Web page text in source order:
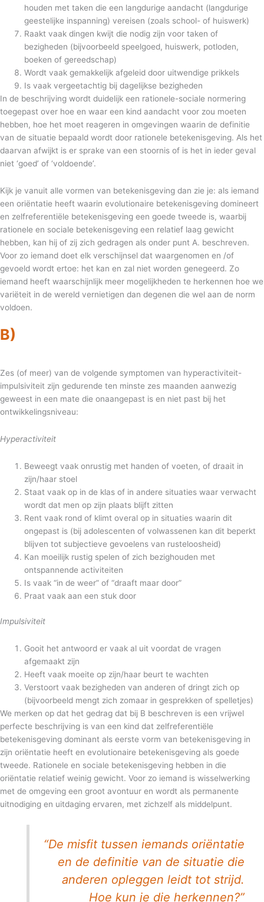
houden met taken die een langdurige aandacht (langdurige
geestelijke inspanning) vereisen (zoals school- of huiswerk)
Raakt vaak dingen kwijt die nodig zijn voor taken of
bezigheden (bijvoorbeeld speelgoed, huiswerk, potloden,
boeken of gereedschap)
Wordt vaak gemakkelijk afgeleid door uitwendige prikkels
Is vaak vergeetachtig bij dagelijkse bezigheden
In de beschrijving wordt duidelijk een rationele-sociale normering
toegepast over hoe en waar een kind aandacht voor zou moeten
hebben, hoe het moet reageren in omgevingen waarin de definitie
van de situatie bepaald wordt door rationele betekenisgeving. Als het
daarvan afwijkt is er sprake van een stoornis of is het in ieder geval
niet ‘goed’ of ‘voldoende’.
Kijk je vanuit alle vormen van betekenisgeving dan zie je: als iemand
een oriëntatie heeft waarin evolutionaire betekenisgeving domineert
en zelfreferentiële betekenisgeving een goede tweede is, waarbij
rationele en sociale betekenisgeving een relatief laag gewicht
hebben, kan hij of zij zich gedragen als onder punt A. beschreven.
Voor zo iemand doet elk verschijnsel dat waargenomen en /of
gevoeld wordt ertoe: het kan en zal niet worden genegeerd. Zo
iemand heeft waarschijnlijk meer mogelijkheden te herkennen hoe we
variëteit in de wereld vernietigen dan degenen die wel aan de norm
voldoen.
B)
Zes (of meer) van de volgende symptomen van hyperactiviteit-
impulsiviteit zijn gedurende ten minste zes maanden aanwezig
geweest in een mate die onaangepast is en niet past bij het
ontwikkelingsniveau:
Hyperactiviteit
Beweegt vaak onrustig met handen of voeten, of draait in
zijn/haar stoel
Staat vaak op in de klas of in andere situaties waar verwacht
wordt dat men op zijn plaats blijft zitten
Rent vaak rond of klimt overal op in situaties waarin dit
ongepast is (bij adolescenten of volwassenen kan dit beperkt
blijven tot subjectieve gevoelens van rusteloosheid)
Kan moeilijk rustig spelen of zich bezighouden met
ontspannende activiteiten
Is vaak “in de weer” of “draaft maar door”
Praat vaak aan een stuk door
Impulsiviteit
Gooit het antwoord er vaak al uit voordat de vragen
afgemaakt zijn
Heeft vaak moeite op zijn/haar beurt te wachten
Verstoort vaak bezigheden van anderen of dringt zich op
(bijvoorbeeld mengt zich zomaar in gesprekken of spelletjes)
We merken op dat het gedrag dat bij B beschreven is een vrijwel
perfecte beschrijving is van een kind dat zelfreferentiële
betekenisgeving dominant als eerste vorm van betekenisgeving in
zijn oriëntatie heeft en evolutionaire betekenisgeving als goede
tweede. Rationele en sociale betekenisgeving hebben in die
oriëntatie relatief weinig gewicht. Voor zo iemand is wisselwerking
met de omgeving een groot avontuur en wordt als permanente
uitnodiging en uitdaging ervaren, met zichzelf als middelpunt.
“De misfit tussen iemands oriëntatie
en de definitie van de situatie die
anderen opleggen leidt tot strijd.
Hoe kun je die herkennen?”